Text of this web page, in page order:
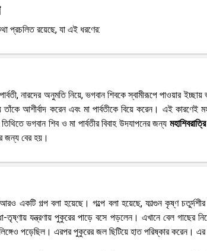
প্রচলিত রয়েছে, যা এই ধরণের:
নারদের অনুমতি নিয়ে, ভগবান শিবকে স্বামীরূপে পাওয়ার
আশীর্বাদ করেন এবং মা পার্বতীকে বিয়ে করেন। এই কারণেই
ভগবান শিব ও মা পার্বতীর বিবাহ উদযাপনের জন্য
জন্য বের হয়।
একটি গল্প বলা হয়েছে। গল্পে বলা হয়েছে, ফাল্গুন কৃষ্ণ চতুর্দশীর
যন্ত্রণায় পুকুরের পাড়ে বসে পড়লেন। এখানে বেল গাছের
পড়েছিল। এরপর পুকুরের জল ছিটিয়ে হাত পরিষ্কার করেন।